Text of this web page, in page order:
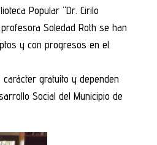
Popular “Dr. Cirilo
Soledad Roth se han
y con progresos en el
gratuito y dependen
Social del Municipio de